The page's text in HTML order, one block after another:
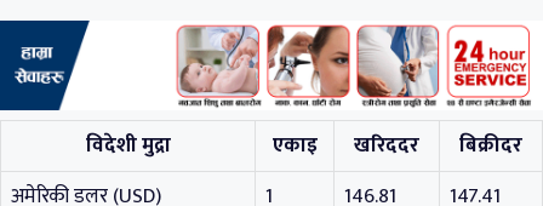
विदेशी मुद्रा एकाइ खरिददर
बिक्रीदर
अमेरिकी डलर (USD)
1 146.81
147.41